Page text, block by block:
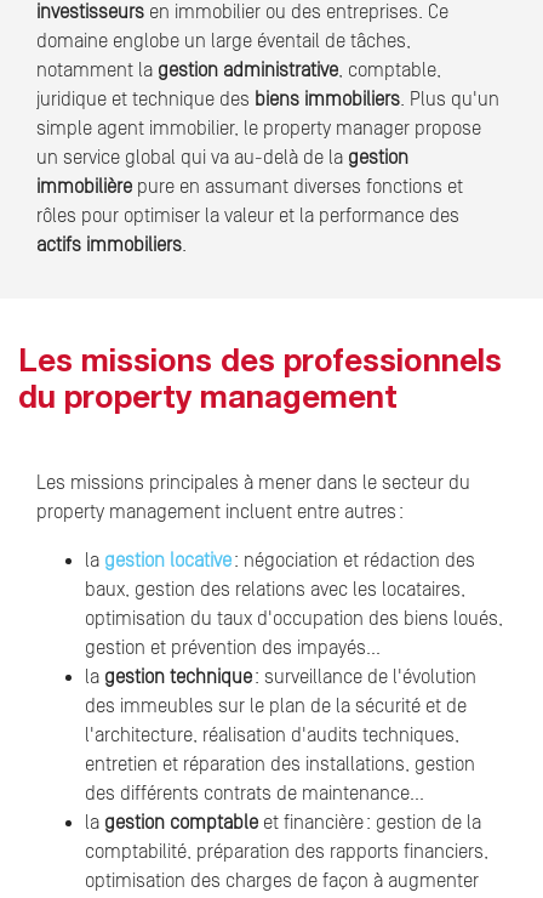
investisseurs en immobilier ou des entreprises. Ce
domaine englobe un large éventail de tâches,
notamment la gestion administrative, comptable,
juridique et technique des biens immobiliers. Plus qu'un
simple agent immobilier, le property manager propose
un service global qui va au-delà de la gestion
immobilière pure en assumant diverses fonctions et
rôles pour optimiser la valeur et la performance des
actifs immobiliers.
Les missions des professionnels
du property management
Les missions principales à mener dans le secteur du
property management incluent entre autres :
la gestion locative: négociation et rédaction des
baux, gestion des relations avec les locataires,
optimisation du taux d'occupation des biens loués,
gestion et prévention des impayés…
la gestion technique: surveillance de l'évolution
des immeubles sur le plan de la sécurité et de
l'architecture, réalisation d'audits techniques,
entretien et réparation des installations, gestion
des différents contrats de maintenance…
la gestion comptable et financière : gestion de la
comptabilité, préparation des rapports financiers,
optimisation des charges de façon à augmenter